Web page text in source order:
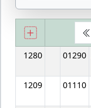
1280 01290
1209
01110